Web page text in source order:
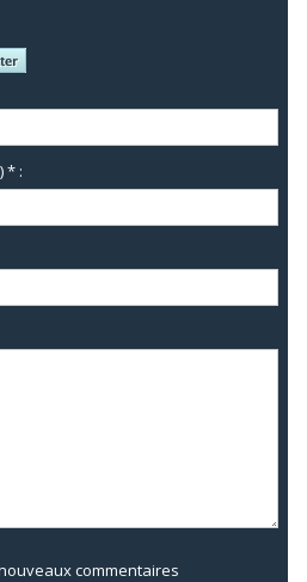
* :
commentaires